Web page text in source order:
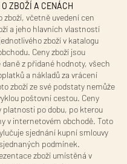
ZBOŽÍ A CENÁCH
zboží, včetně uvedení cen
a jeho hlavních vlastností
zboží v katalogu
Ceny zboží jsou
daně z přidané hodnoty, všech
a nákladů za vrácení
zboží ze své podstaty nemůže
poštovní cestou. Ceny
platnosti po dobu, po kterou
v internetovém obchodě. Toto
sjednání kupní smlouvy
podmínek.
zboží umístěná v